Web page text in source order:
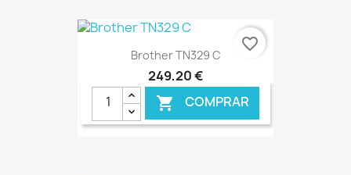
Brother TN329 C
249,20 €
 COMPRAR
favorite_border